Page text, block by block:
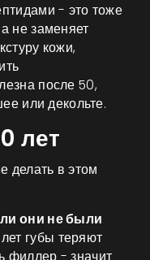
- это тоже
не заменяет
кожи,
после 50,
или декольте.
лет
делать в этом
они не были
губы теряют
филлер - значит